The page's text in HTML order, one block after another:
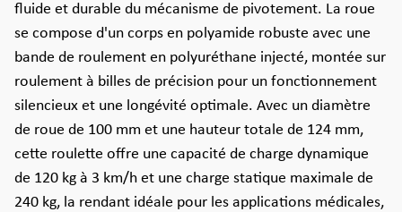
fluide et durable du mécanisme de pivotement. La roue
se compose d'un corps en polyamide robuste avec une
bande de roulement en polyuréthane injecté, montée sur
roulement à billes de précision pour un fonctionnement
silencieux et une longévité optimale. Avec un diamètre
de roue de 100 mm et une hauteur totale de 124 mm,
cette roulette offre une capacité de charge dynamique
de 120 kg à 3 km/h et une charge statique maximale de
240 kg, la rendant idéale pour les applications médicales,